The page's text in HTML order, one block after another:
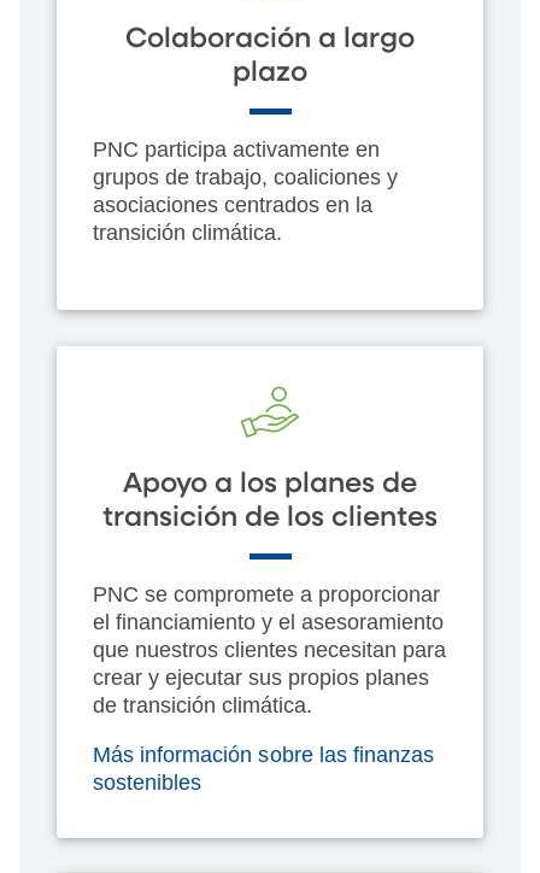
Colaboración a largo
plazo
PNC participa activamente en
grupos de trabajo, coaliciones y
asociaciones centrados en la
transición climática.
Apoyo a los planes de
transición de los clientes
PNC se compromete a proporcionar
el financiamiento y el asesoramiento
que nuestros clientes necesitan para
crear y ejecutar sus propios planes
de transición climática.
Más información sobre las finanzas
sostenibles